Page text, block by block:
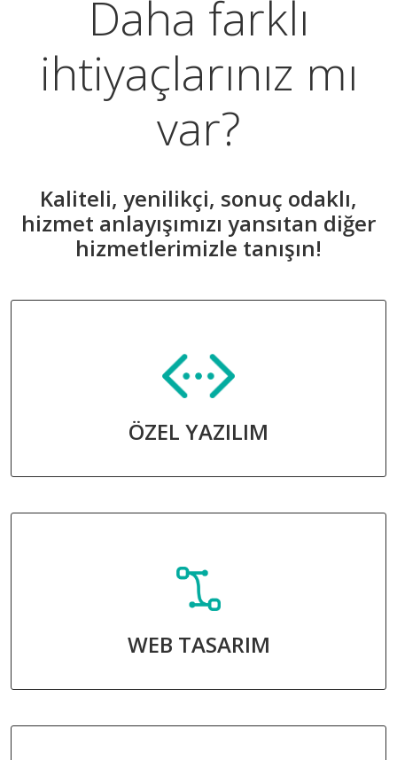
Daha farklı
ihtiyaçlarınız mı
var?
Kaliteli, yenilikçi, sonuç odaklı,
hizmet anlayışımızı yansıtan diğer
hizmetlerimizle tanışın!
ÖZEL YAZILIM
WEB TASARIM